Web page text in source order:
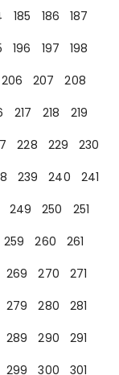
185 186
187
196 197
198
206 207
208
217 218
219
228 229
230
239 240
241
249 250
251
259 260
261
269 270
271
279 280
281
289 290
291
299 300 301